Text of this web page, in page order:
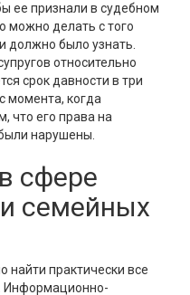
ее признали в судебном
можно делать с того
должно было узнать.
относительно
срок давности в три
момента, когда
что его права на
нарушены.
сфере
семейных
практически все
Информационно-